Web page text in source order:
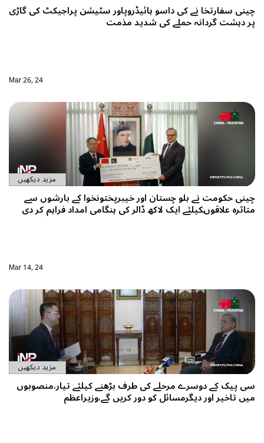
چینی سفارتخا نے کی داسو ہائیڈروپاور سٹیشن پراجیکٹ کی گاڑی
پر دہشت گردانہ حملے کی شدید مذمت
Mar 26, 24
مزید دیکھیں
چینی حکومت نے بلو چستان اور خیبرپختونخوا کے بارشوں سے
متاثرہ علاقوںکیلئے ایک لاکھ ڈالر کی ہنگامی امداد فراہم کر دی
Mar 14, 24
مزید دیکھیں
سی پیک کے دوسرے مرحلے کی طرف بڑھنے کیلئے تیار،منصوبوں
میں تاخیر اور دیگرمسائل کو دور کریں گے،وزیراعظم